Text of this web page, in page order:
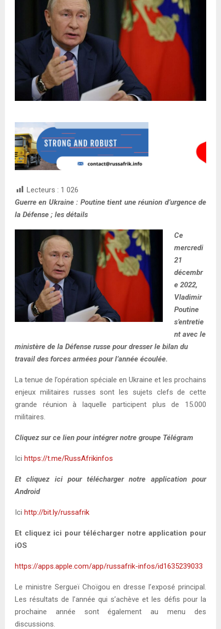
Lecteurs : 1 026
Guerre en Ukraine : Poutine tient une réunion d’urgence de
la Défense ; les détails
Ce
mercredi
21
décembr
e 2022,
Vladimir
Poutine
s’entretie
nt avec le
ministère de la Défense russe pour dresser le bilan du
travail des forces armées pour l’année écoulée.
La tenue de l’opération spéciale en Ukraine et les prochains
enjeux militaires russes sont les sujets clefs de cette
grande réunion à laquelle participent plus de 15.000
militaires.
Cliquez sur ce lien pour intégrer notre groupe Télégram
Ici https://t.me/RussAfrikinfos
Et cliquez ici pour télécharger notre application pour
Android
Ici http://bit.ly/russafrik
Et cliquez ici pour télécharger notre application pour
iOS
https://apps.apple.com/app/russafrik-infos/id1635239033
Le ministre Sergueï Choïgou en dresse l’exposé principal.
Les résultats de l’année qui s’achève et les défis pour la
prochaine année sont également au menu des
discussions.